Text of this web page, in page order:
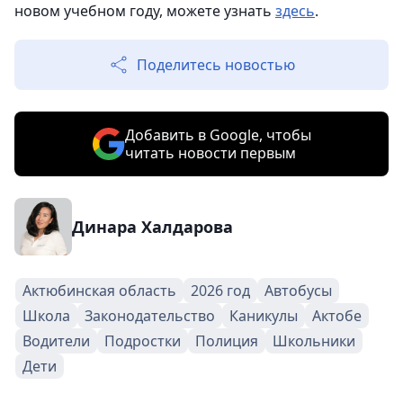
новом учебном году, можете узнать здесь.
Поделитесь новостью
Добавить в Google, чтобы
читать новости первым
Динара Халдарова
Актюбинская область 2026 год
Автобусы
Школа
Законодательство Каникулы
Актобе
Водители
Подростки Полиция
Школьники
Дети